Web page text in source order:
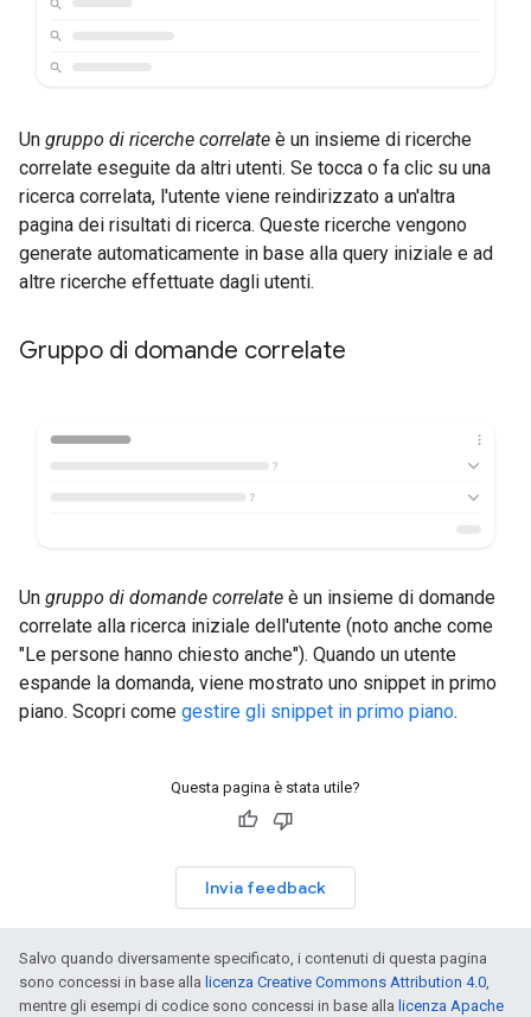
Un gruppo di ricerche correlate è un insieme di ricerche
correlate eseguite da altri utenti. Se tocca o fa clic su una
ricerca correlata, l'utente viene reindirizzato a un'altra
pagina dei risultati di ricerca. Queste ricerche vengono
generate automaticamente in base alla query iniziale e ad
altre ricerche effettuate dagli utenti.
Gruppo di domande correlate
Un gruppo di domande correlate è un insieme di domande
correlate alla ricerca iniziale dell'utente (noto anche come
"Le persone hanno chiesto anche"). Quando un utente
espande la domanda, viene mostrato uno snippet in primo
piano. Scopri come gestire gli snippet in primo piano.
Questa pagina è stata utile?
Invia feedback
Salvo quando diversamente specificato, i contenuti di questa pagina
sono concessi in base alla licenza Creative Commons Attribution 4.0,
mentre gli esempi di codice sono concessi in base alla licenza Apache